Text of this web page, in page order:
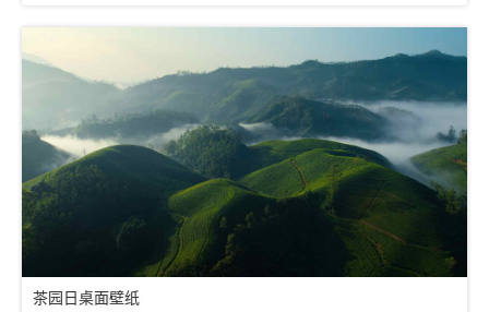
茶园日桌面壁纸